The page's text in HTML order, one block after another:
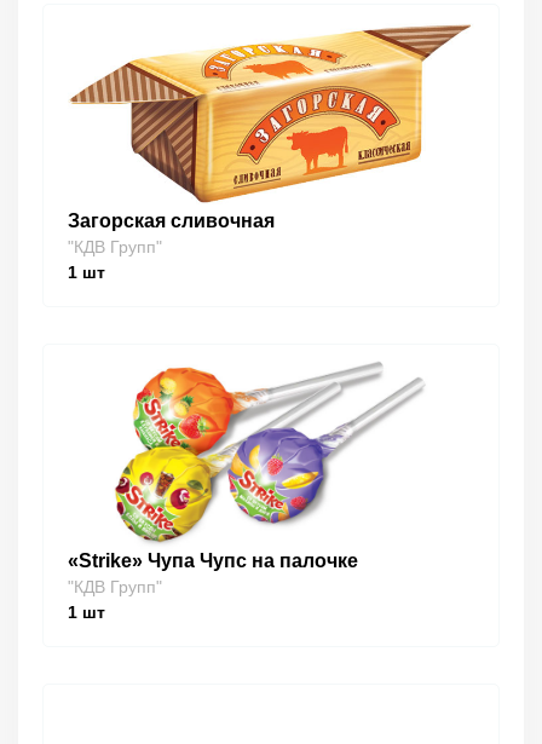
Загорская сливочная
"КДВ Групп"
1 шт
«Strike» Чупа Чупс на палочке
"КДВ Групп"
1 шт